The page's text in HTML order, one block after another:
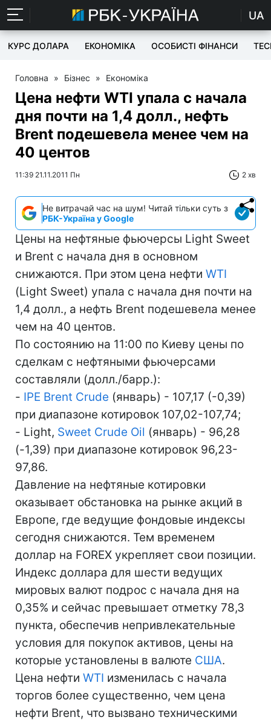
UA
КУРС ДОЛАРА ЕКОНОМІКА ОСОБИСТІ ФІНАНСИ
Головна » Бізнес » Економіка
Цена нефти WTI упала с начала
дня почти на 1,4 долл., нефть
Brent подешевела менее чем на
40 центов
11:39 21.11.2011 Пн 2 хв
Не витрачай час на шум! Читай тільки суть з
РБК-Україна у Google
Цены на нефтяные фьючерсы Light Sweet
и Brent с начала дня в основном
снижаются. При этом цена нефти WTI
(Light Sweet) упала с начала дня почти на
1,4 долл., а нефть Brent подешевела менее
чем на 40 центов.
По состоянию на 11:00 по Киеву цены по
сделкам с нефтяными фьючерсами
составляли (долл./барр.):
- IPE Brent Crude (январь) - 107,17 (-0,39)
при диапазоне котировок 107,02-107,74;
- Light, Sweet Crude Oil (январь) - 96,28
(-1,39) при диапазоне котировок 96,23-
97,86.
Давление на нефтяные котировки
оказывает обстановка на рынке акций в
Европе, где ведущие фондовые индексы
сегодня снижаются. Тем временем
доллар на FOREX укрепляет свои позиции.
Индекс доллара для шести ведущих
мировых валют подрос с начала дня на
0,35% и сейчас превышает отметку 78,3
пункта, обеспечив непривлекательные
условия для покупок активов, цены на
которые установлены в валюте США.
Цена нефти WTI изменилась с начала
торгов более существенно, чем цена
нефти Brent, что вызвано техническими